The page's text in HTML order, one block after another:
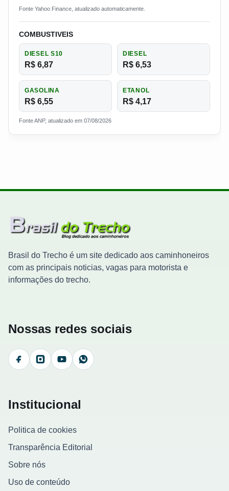
Fonte Yahoo Finance, atualizado automaticamente.
COMBUSTIVEIS
DIESEL S10
R$ 6,87
DIESEL
R$ 6,53
GASOLINA
R$ 6,55
ETANOL
R$ 4,17
Fonte ANP, atualizado em 07/08/2026
Brasil do Trecho é um site dedicado aos caminhoneiros
com as principais noticias, vagas para motorista e
informações do trecho.
Nossas redes sociais
FacebookInstagramYouTubeWhatsApp
Institucional
Politica de cookies
Transparência Editorial
Sobre nós
Uso de conteúdo